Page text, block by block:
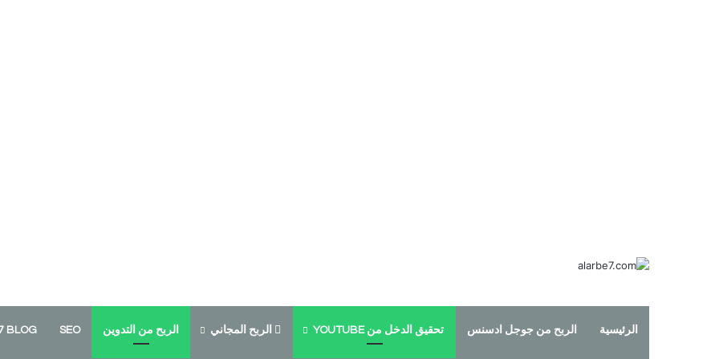
الرئيسية الربح من جوجل ادسنس تحقيق الدخل من YOUTUBE الربح المجاني الربح من التدوين SEO
BLOG